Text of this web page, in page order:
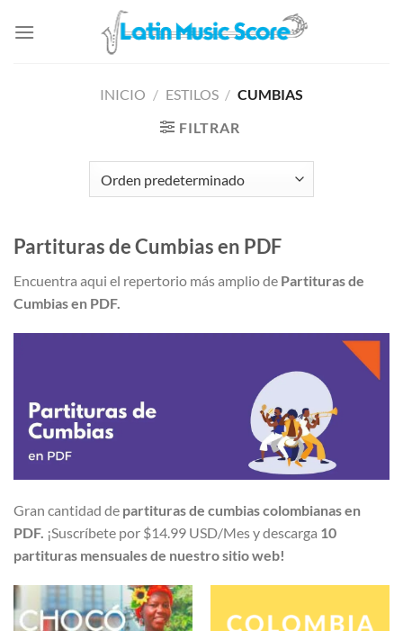
INICIO / ESTILOS / CUMBIAS
FILTRAR
Partituras de Cumbias en PDF
Encuentra aqui el repertorio más amplio de Partituras de
Cumbias en PDF.
Gran cantidad de partituras de cumbias colombianas en
PDF. ¡Suscríbete por $14.99 USD/Mes y descarga 10
partituras mensuales de nuestro sitio web!